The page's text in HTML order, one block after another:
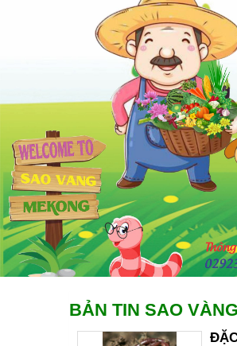
BẢN TIN SAO